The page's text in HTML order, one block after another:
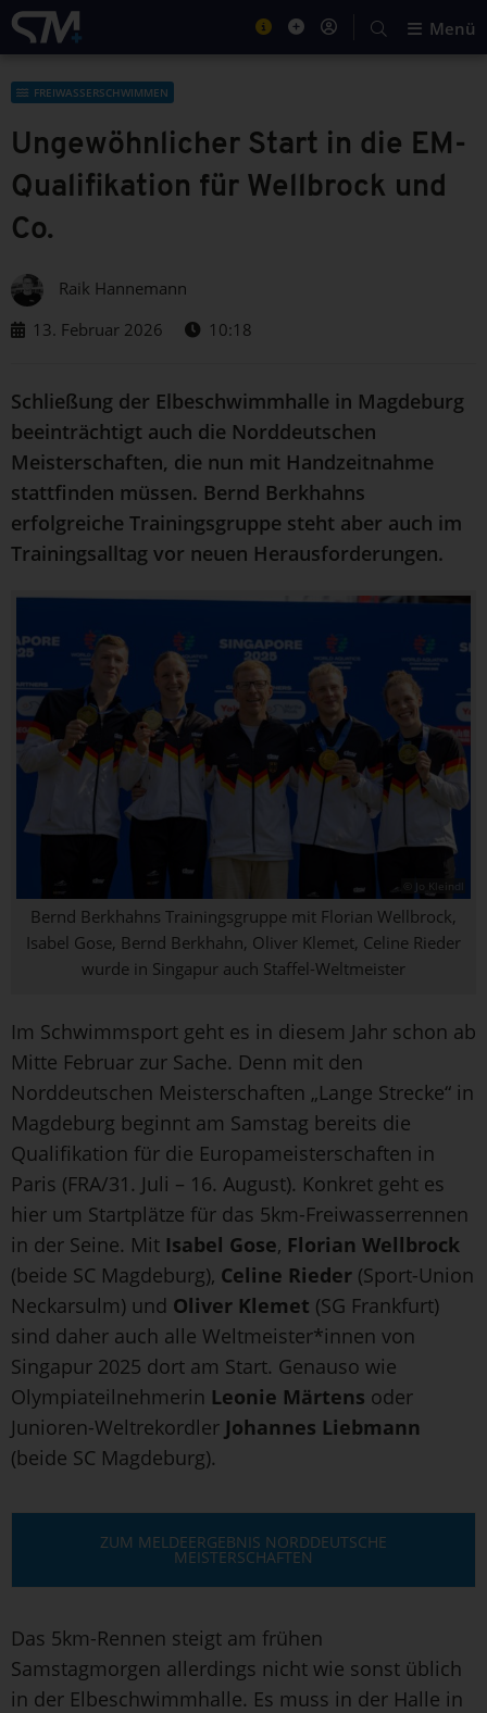
Menü
FREIWASSERSCHWIMMEN
Ungewöhnlicher Start in die EM-
Qualifikation für Wellbrock und
Co.
Raik Hannemann
13. Februar 2026
10:18
Schließung der Elbeschwimmhalle in Magdeburg
beeinträchtigt auch die Norddeutschen
Meisterschaften, die nun mit Handzeitnahme
stattfinden müssen. Bernd Berkhahns
erfolgreiche Trainingsgruppe steht aber auch im
Trainingsalltag vor neuen Herausforderungen.
© Jo Kleindl
Bernd Berkhahns Trainingsgruppe mit Florian Wellbrock,
Isabel Gose, Bernd Berkhahn, Oliver Klemet, Celine Rieder
wurde in Singapur auch Staffel-Weltmeister
Im Schwimmsport geht es in diesem Jahr schon ab
Mitte Februar zur Sache. Denn mit den
Norddeutschen Meisterschaften „Lange Strecke“ in
Magdeburg beginnt am Samstag bereits die
Qualifikation für die Europameisterschaften in
Paris (FRA/31. Juli – 16. August). Konkret geht es
hier um Startplätze für das 5km-Freiwasserrennen
in der Seine. Mit Isabel Gose, Florian Wellbrock
(beide SC Magdeburg), Celine Rieder (Sport-Union
Neckarsulm) und Oliver Klemet (SG Frankfurt)
sind daher auch alle Weltmeister*innen von
Singapur 2025 dort am Start. Genauso wie
Olympiateilnehmerin Leonie Märtens oder
Junioren-Weltrekordler Johannes Liebmann
(beide SC Magdeburg).
ZUM MELDEERGEBNIS NORDDEUTSCHE
MEISTERSCHAFTEN
Das 5km-Rennen steigt am frühen
Samstagmorgen allerdings nicht wie sonst üblich
in der Elbeschwimmhalle. Es muss in der Halle in